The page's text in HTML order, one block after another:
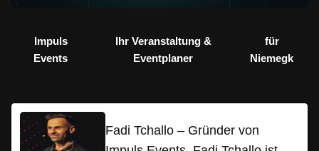
Impuls
Events
Ihr Veranstaltung &
Eventplaner
für
Niemegk
Fadi Tchallo – Gründer von